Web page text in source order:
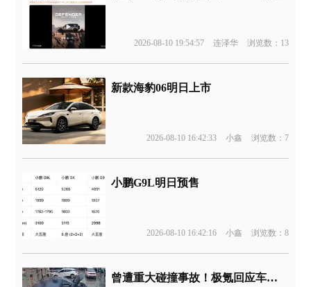
2026-08-10 19:54:57 连泽华 浏览数：13
新款海豹06明日上市
2026-08-10 16:42:33 小鑫 浏览数：7
小鹏G9L明日预售
2026-08-10 16:42:16 小鑫 浏览数：8
曾遭重大碰撞事故！极氪回应车辆起火